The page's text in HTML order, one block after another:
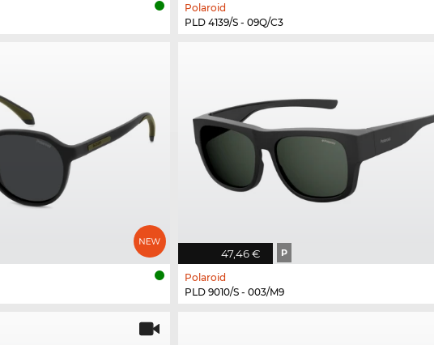
Polaroid
PLD 4139/S - 09Q/C3
47,46 € P
Polaroid
PLD 9010/S - 003/M9